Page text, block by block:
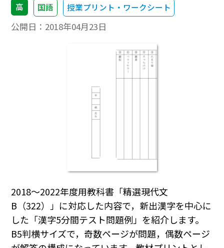
高 国語 授業プリント・ワークシート
公開日： 2018年04月23日
2018～2022年度用教科書「精選現代文
B（322）」に対応した内容で，新出漢字を中心に
した「漢字5分間テスト問題例」を紹介します。
B5判横サイズで，奇数ページが問題，偶数ページ